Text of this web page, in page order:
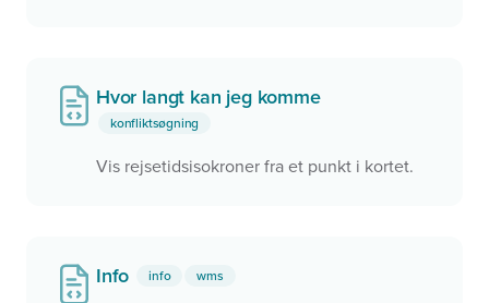
Hvor langt kan jeg komme
konfliktsøgning
Vis rejsetidsisokroner fra et punkt i kortet.
Info info wms